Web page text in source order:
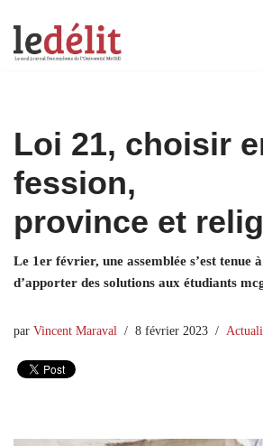
Aller
Loi 21, choisir
fession,
province et
Le 1er février, une assemblée s’est
d’apporter des solutions aux étudiants
par Vincent Maraval 8 février 2023